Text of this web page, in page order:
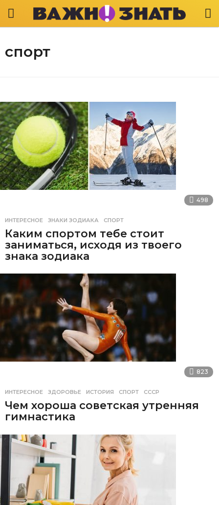
спорт
498
ИНТЕРЕСНОЕ ЗНАКИ ЗОДИАКА ,СПОРТ
Каким спортом тебе стоит
заниматься, исходя из твоего
знака зодиака
823
ИНТЕРЕСНОЕ ЗДОРОВЬЕ ,ИСТОРИЯ ,СПОРТ ,СССР
Чем хороша советская утренняя
гимнастика